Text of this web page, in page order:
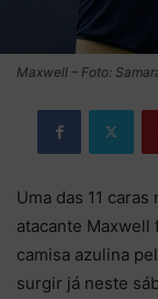
Maxwell – Foto:
Uma das 11
atacante Maxwell
camisa azulina
surgir já neste